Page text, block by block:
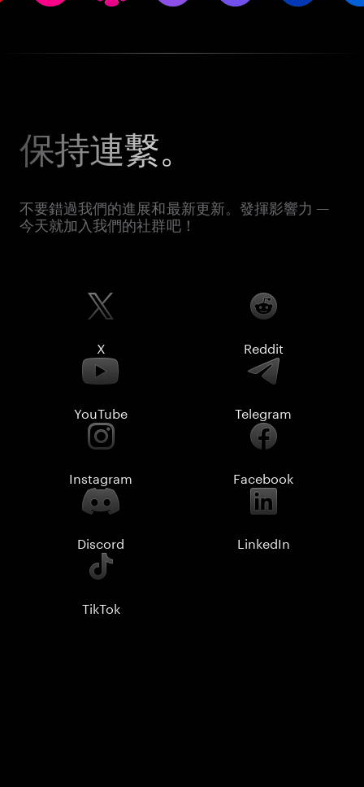
保持連繫。
不要錯過我們的進展和最新更新。發揮影響力 —
今天就加入我們的社群吧！
X Reddit
YouTube Telegram
Instagram Facebook
Discord LinkedIn
TikTok